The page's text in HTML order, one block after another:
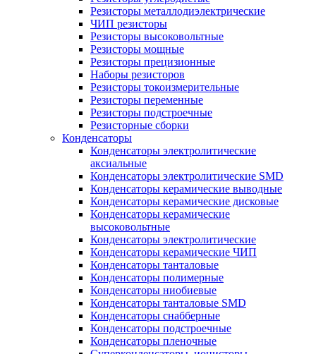
Резисторы металлодиэлектрические
ЧИП резисторы
Резисторы высоковольтные
Резисторы мощные
Резисторы прецизионные
Наборы резисторов
Резисторы токоизмерительные
Резисторы переменные
Резисторы подстроечные
Резисторные сборки
Конденсаторы
Конденсаторы электролитические
аксиальные
Конденсаторы электролитические SMD
Конденсаторы керамические выводные
Конденсаторы керамические дисковые
Конденсаторы керамические
высоковольтные
Конденсаторы электролитические
Конденсаторы керамические ЧИП
Конденсаторы танталовые
Конденсаторы полимерные
Конденсаторы ниобиевые
Конденсаторы танталовые SMD
Конденсаторы снабберные
Конденсаторы подстроечные
Конденсаторы пленочные